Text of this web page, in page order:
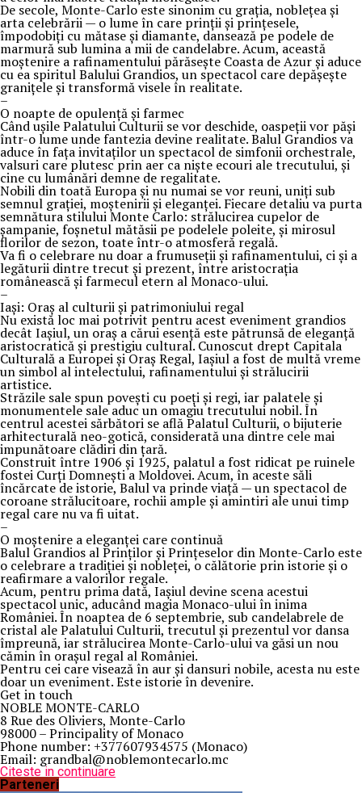
De secole, Monte-Carlo este sinonim cu grația, noblețea și
arta celebrării — o lume în care prinții și prințesele,
împodobiți cu mătase și diamante, dansează pe podele de
marmură sub lumina a mii de candelabre. Acum, această
moștenire a rafinamentului părăsește Coasta de Azur și aduce
cu ea spiritul Balului Grandios, un spectacol care depășește
granițele și transformă visele în realitate.
–
O noapte de opulență și farmec
Când ușile Palatului Culturii se vor deschide, oaspeții vor păși
într-o lume unde fantezia devine realitate. Balul Grandios va
aduce în fața invitaților un spectacol de simfonii orchestrale,
valsuri care plutesc prin aer ca niște ecouri ale trecutului, și
cine cu lumânări demne de regalitate.
Nobili din toată Europa și nu numai se vor reuni, uniți sub
semnul grației, moștenirii și eleganței. Fiecare detaliu va purta
semnătura stilului Monte Carlo: strălucirea cupelor de
șampanie, foșnetul mătăsii pe podelele poleite, și mirosul
florilor de sezon, toate într-o atmosferă regală.
Va fi o celebrare nu doar a frumuseții și rafinamentului, ci și a
legăturii dintre trecut și prezent, între aristocrația
românească și farmecul etern al Monaco-ului.
–
Iași: Oraș al culturii și patrimoniului regal
Nu există loc mai potrivit pentru acest eveniment grandios
decât Iașiul, un oraș a cărui esență este pătrunsă de eleganță
aristocratică și prestigiu cultural. Cunoscut drept Capitala
Culturală a Europei și Oraș Regal, Iașiul a fost de multă vreme
un simbol al intelectului, rafinamentului și strălucirii
artistice.
Străzile sale spun povești cu poeți și regi, iar palatele și
monumentele sale aduc un omagiu trecutului nobil. În
centrul acestei sărbători se află Palatul Culturii, o bijuterie
arhitecturală neo-gotică, considerată una dintre cele mai
impunătoare clădiri din țară.
Construit între 1906 și 1925, palatul a fost ridicat pe ruinele
fostei Curți Domnești a Moldovei. Acum, în aceste săli
încărcate de istorie, Balul va prinde viață — un spectacol de
coroane strălucitoare, rochii ample și amintiri ale unui timp
regal care nu va fi uitat.
–
O moștenire a eleganței care continuă
Balul Grandios al Prinților și Prințeselor din Monte-Carlo este
o celebrare a tradiției și nobleței, o călătorie prin istorie și o
reafirmare a valorilor regale.
Acum, pentru prima dată, Iașiul devine scena acestui
spectacol unic, aducând magia Monaco-ului în inima
României. În noaptea de 6 septembrie, sub candelabrele de
cristal ale Palatului Culturii, trecutul și prezentul vor dansa
împreună, iar strălucirea Monte-Carlo-ului va găsi un nou
cămin în orașul regal al României.
Pentru cei care visează în aur și dansuri nobile, acesta nu este
doar un eveniment. Este istorie în devenire.
Get in touch
NOBLE MONTE-CARLO
8 Rue des Oliviers, Monte-Carlo
98000 – Principality of Monaco
Phone number: +377607934575 (Monaco)
Email: grandbal@noblemontecarlo.mc
Citeste in continuare
Parteneri